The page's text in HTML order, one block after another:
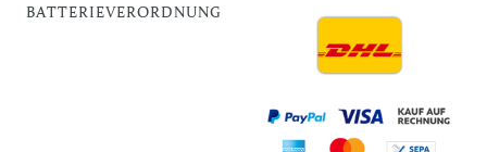
BATTERIEVERORDNUNG